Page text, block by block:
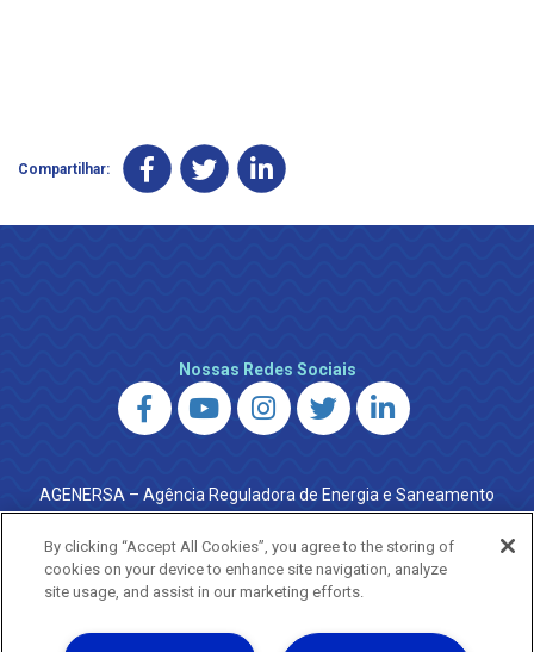
Compartilhar:
Nossas Redes Sociais
AGENERSA – Agência Reguladora de Energia e Saneamento
do Estado do Rio de Janeiro
0800 024 9040 · (21) 2332-6457 (WhatsApp) ·
ouvidoria@agenersa.rj.gov.br/ouvidoria.agenersa@gmail.com
·http://www.agenersa.rj.gov.br
By clicking “Accept All Cookies”, you agree to the storing of
cookies on your device to enhance site navigation, analyze
site usage, and assist in our marketing efforts.